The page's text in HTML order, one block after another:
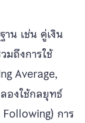
าน เช่น คู่เงิน
มถึงการใช้
Average,
องใช้กลยุทธ์
การ